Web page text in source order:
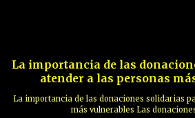
La importancia de las
atender a las personas
La importancia de las donaciones solidarias
más vulnerables Las